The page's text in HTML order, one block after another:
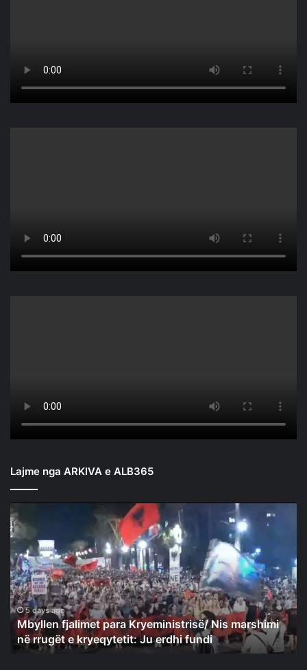
Lajme nga ARKIVA e ALB365
Mbyllen
fjalimet
para
Kryeministrisë/
Nis
marshimi
në
rrugët
kryeqytetit:
5 days ago
Mbyllen fjalimet para Kryeministrisë/ Nis marshimi
në rrugët e kryeqytetit: Ju erdhi fundi